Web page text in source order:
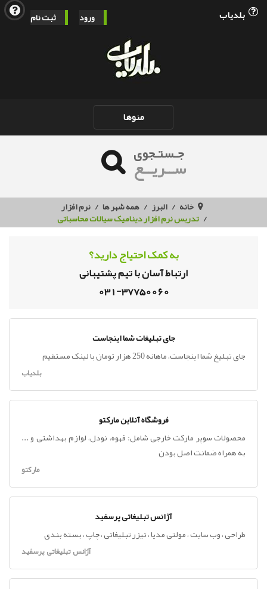
ورود ثبت نام بلدیاب
Toggle
navigation
منوها
جـستـجوی
ســریــع
خانه البرز همه شهر ها نرم افزار
تدریس نرم افزار دینامیک سیالات محاسباتی
به کمک احتیاج دارید؟
ارتباط آسان با تیم پشتیبانی
031-37750060
جای تبلیغات شما اینجاست
جای تبلیغ شما اینجاست، ماهانه 250 هزار تومان با لینک مستقیم
بلدیاب
فروشگاه آنلاین مارکتو
محصولات سوپر مارکت خارجی شامل: قهوه، نودل، لوازم بهداشتی و ...
به همراه ضمانت اصل بودن
مارکتو
آژانس تبلیغاتی پرسفید
طراحی ، وب سایت ، مولتی مدیا ، تیزر تبلیغاتی ، چاپ ، بسته بندی
آژانس تبلیغاتی پرسفید